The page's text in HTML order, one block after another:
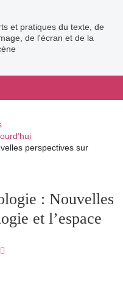
et pratiques du texte, de
de l'écran et de la
perspectives sur
: Nouvelles
et l’espace
Facebook
sur LinkedIn